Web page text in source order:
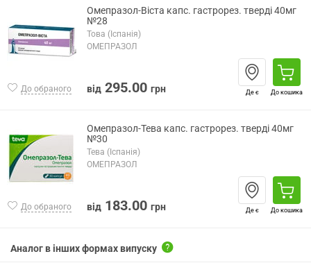
До обраного
Омепразол-Віста капс. гастрорез. тверді 40мг
№28
Това (Іспанія)
ОМЕПРАЗОЛ
від 295.00 грн Де є До кошика
До обраного
Омепразол-Тева капс. гастрорез. тверді 40мг
№30
Тева (Іспанія)
ОМЕПРАЗОЛ
від 183.00 грн Де є До кошика
Аналог в інших формах випуску